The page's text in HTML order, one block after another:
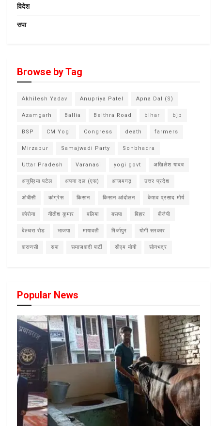
विदेश
सपा
Browse by Tag
Akhilesh Yadav Anupriya Patel Apna Dal (S)
Azamgarh Ballia Belthra Road bihar bjp
BSP CM Yogi Congress death farmers
Mirzapur Samajwadi Party Sonbhadra
Uttar Pradesh Varanasi yogi govt अखिलेश यादव
अनुप्रिया पटेल अपना दल (एस) आजमगढ़ उत्तर प्रदेश
ओबीसी कांग्रेस किसान किसान आंदोलन केशव प्रसाद मौर्य
कोरोना नीतीश कुमार बलिया बसपा बिहार बीजेपी
बेल्थरा रोड भाजपा मायावती मिर्जापुर योगी सरकार
वाराणसी सपा समाजवादी पार्टी सीएम योगी सोनभद्र
Popular News